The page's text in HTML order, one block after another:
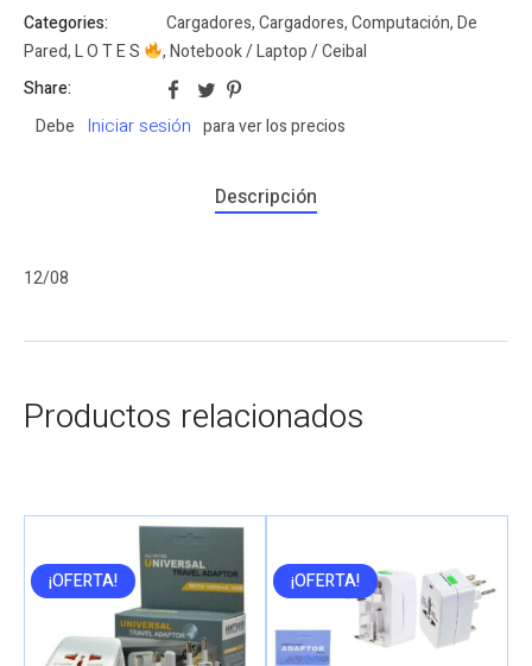
Categories:
Cargadores,Cargadores,Computación,De
Pared,L O T E S ,Notebook / Laptop / Ceibal
Share:
Debe
Iniciar sesión para ver los precios
Descripción
12/08
Productos relacionados
¡OFERTA! ¡OFERTA!